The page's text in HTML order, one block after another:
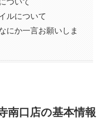
ルについて
にか一言お願いしま
南口店の基本情報